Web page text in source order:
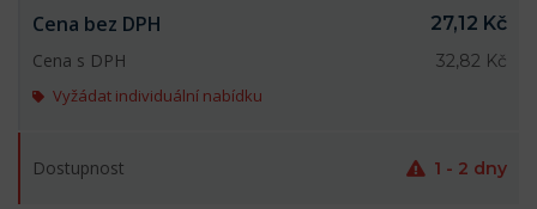
Cena bez DPH
27,12 Kč
Cena s DPH
32,82 Kč
Vyžádat individuální nabídku
Dostupnost 1 - 2 dny